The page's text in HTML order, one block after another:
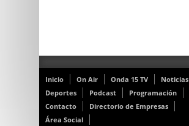
Inicio On Air Onda 15 TV
Noticias
Deportes
Podcast
Programación
Contacto
Directorio de Empresas
Área Social